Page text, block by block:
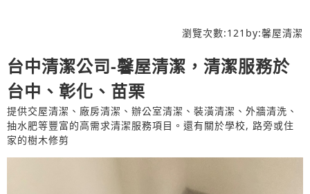
瀏覽次數:121 by:馨屋清潔
台中清潔公司-馨屋清潔，清潔服務於
台中、彰化、苗栗
提供交屋清潔、廠房清潔、辦公室清潔、裝潢清潔、外牆清洗、
抽水肥等豐富的高需求清潔服務項目。還有關於學校, 路旁或住
家的樹木修剪